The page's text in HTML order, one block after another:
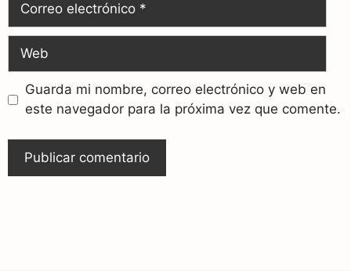
Guarda mi nombre, correo electrónico y web en
este navegador para la próxima vez que comente.